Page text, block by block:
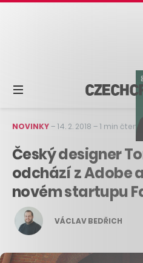
NOVINKY–14. 2. 2018 –1 min čtení
Český designer
odchází z Adobe
novém startupu
VÁCLAV BEDŘICH